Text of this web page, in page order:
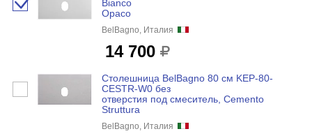
Bianco
Opaco
BelBagno, Италия
14 700
Столешница BelBagno 80 см KEP-80-
CESTR-W0 без
отверстия под смеситель, Cemento
Struttura
BelBagno, Италия